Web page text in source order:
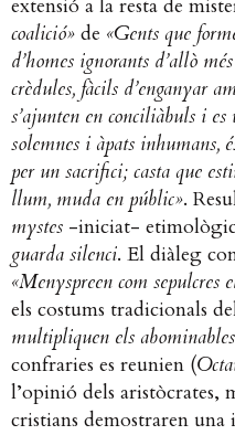
extensió a la resta de
coalició» de «Gents que
d’homes ignorants d’allò
crèdules, fàcils d’enganyar
s’ajunten en conciliàbuls i
solemnes i àpats inhumans,
per un sacrifici; casta que
llum, muda en públic».
mystes -iniciat-
guarda silenci. El diàleg
«Menyspreen com sepulcres
els costums tradicionals
multipliquen els
confraries es reunien (
l’opinió dels aristòcrates,
cristians demostraren